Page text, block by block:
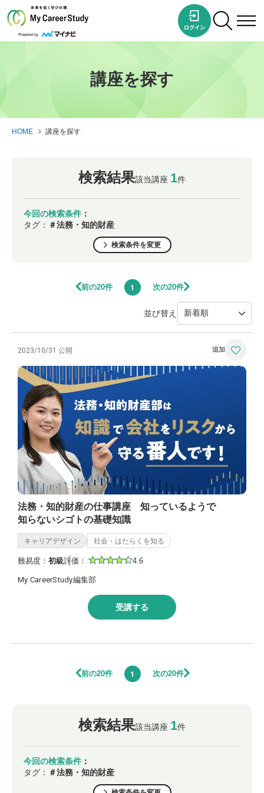
講座を探す
HOME 講座を探す
検索結果該当講座 1件
今回の検索条件 ：
タグ： ＃法務・知的財産
検索条件を変更
前の20件 1 次の20件
並び替え
2023/10/31 公開
法務・知的財産の仕事講座 知っているようで
知らないシゴトの基礎知識
キャリアデザイン 社会・はたらくを知る
難易度： 初級評価： 4.6
My CareerStudy編集部
受講する
前の20件 1 次の20件
検索結果該当講座 1件
今回の検索条件 ：
タグ： ＃法務・知的財産